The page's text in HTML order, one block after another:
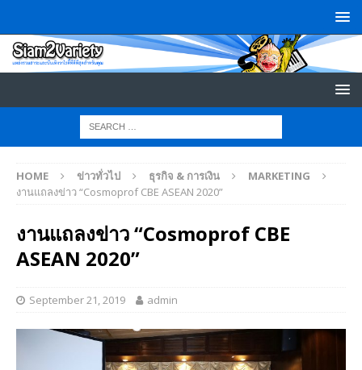
HOME ข่าวทั่วไป ธุรกิจ & การเงิน
MARKETING
งานแถลงข่าว “Cosmoprof CBE ASEAN 2020”
งานแถลงข่าว “Cosmoprof CBE
ASEAN 2020”
September 21, 2019 admin